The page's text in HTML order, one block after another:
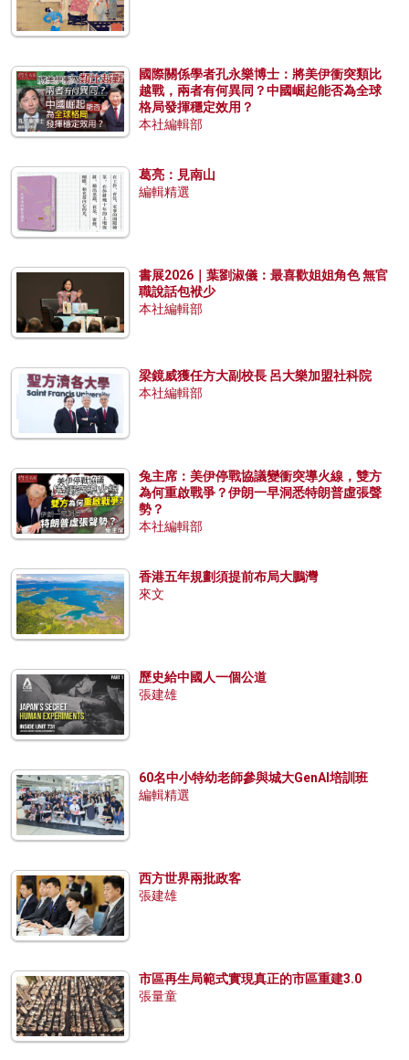
國際關係學者孔永樂博士：將美伊衝突類比
越戰，兩者有何異同？中國崛起能否為全球
格局發揮穩定效用？
本社編輯部
葛亮：見南山
編輯精選
書展2026｜葉劉淑儀：最喜歡姐姐角色 無官
職說話包袱少
本社編輯部
梁鏡威獲任方大副校長 呂大樂加盟社科院
本社編輯部
兔主席：美伊停戰協議變衝突導火線，雙方
為何重啟戰爭？伊朗一早洞悉特朗普虛張聲
勢？
本社編輯部
香港五年規劃須提前布局大鵬灣
來文
歷史給中國人一個公道
張建雄
60名中小特幼老師參與城大GenAI培訓班
編輯精選
西方世界兩批政客
張建雄
市區再生局範式實現真正的市區重建3.0
張量童